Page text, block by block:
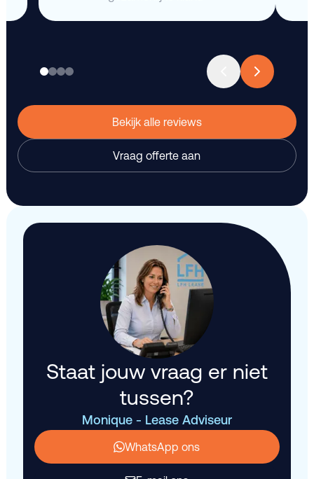
Bekijk alle reviews
Vraag offerte aan
Staat jouw vraag er niet
tussen?
Monique - Lease Adviseur
WhatsApp ons